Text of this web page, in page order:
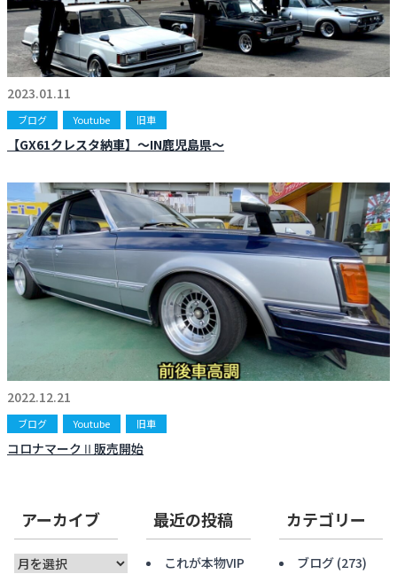
2023.01.11
ブログ Youtube 旧車
【GX61クレスタ納車】〜IN鹿児島県〜
2022.12.21
ブログ Youtube 旧車
コロナマークⅡ販売開始
アーカイブ
ア
最近の投稿
これが本物VIP
カテゴリー
ブログ(273)